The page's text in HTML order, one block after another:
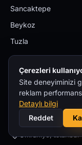
Sancaktepe
Beykoz
Tuzla
İLETIŞIM
0532 712 95
WhatsApp'tan
Ümraniye, İstanbul
Çerezleri
Site deneyiminizi
reklam
Detaylı bilgi
Reddet